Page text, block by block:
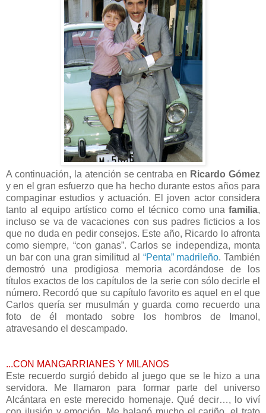
A continuación, la atención se centraba en Ricardo Gómez
y en el gran esfuerzo que ha hecho durante estos años para
compaginar estudios y actuación. El joven actor considera
tanto al equipo artístico como el técnico como una familia,
incluso se va de vacaciones con sus padres ficticios a los
que no duda en pedir consejos. Este año, Ricardo lo afronta
como siempre, “con ganas”. Carlos se independiza, monta
un bar con una gran similitud al “Penta” madrileño. También
demostró una prodigiosa memoria acordándose de los
títulos exactos de los capítulos de la serie con sólo decirle el
número. Recordó que su capítulo favorito es aquel en el que
Carlos quería ser musulmán y guarda como recuerdo una
foto de él montado sobre los hombros de Imanol,
atravesando el descampado.
...CON MANGARRIANES Y MILANOS
Este recuerdo surgió debido al juego que se le hizo a una
servidora. Me llamaron para formar parte del universo
Alcántara en este merecido homenaje. Qué decir…, lo viví